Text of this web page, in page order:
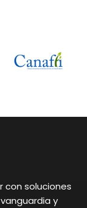
con soluciones
y